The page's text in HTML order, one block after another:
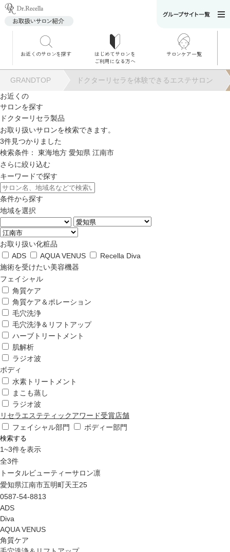
お近くのサロンを探す
はじめてサロンを
ご利用になる方へ
サロンケア一覧
ュー
施術別で探す
お悩み別で探す
GRANDTOP
ドクターリセラを体験できるエステサロン
お近くの
サロンを探す
ドクターリセラ製品
お取り扱いサロンを検索できます。
3件見つかりました
検索条件：
東海地方 愛知県 江南市
さらに絞り込む
キーワードで探す
条件から探す
地域を選択
お取り扱い化粧品
ADS
AQUA VENUS
Recella Diva
施術を受けたい美容機器
フェイシャル
角質ケア
角質ケア＆ポレーション
毛穴洗浄
毛穴洗浄＆リフトアップ
ハーブトリートメント
肌解析
ラジオ波
ボディ
水素トリートメント
まこも蒸し
ラジオ波
リセラエステティックアワード受賞店舗
フェイシャル部門
ボディー部門
検索する
1~3件を表示
全3件
トータルビューティーサロン凛
愛知県江南市五明町天王25
0587-54-8813
ADS
Diva
AQUA VENUS
角質ケア